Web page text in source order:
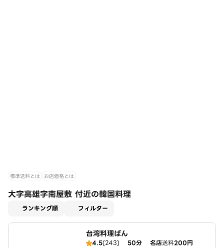
標準送料とは お店価格とは
大字高雄字南屋敷 付近の韓国料理
ランキング順 フィルター
台湾料理ばん
4.5(243) 50分 名店送料200円